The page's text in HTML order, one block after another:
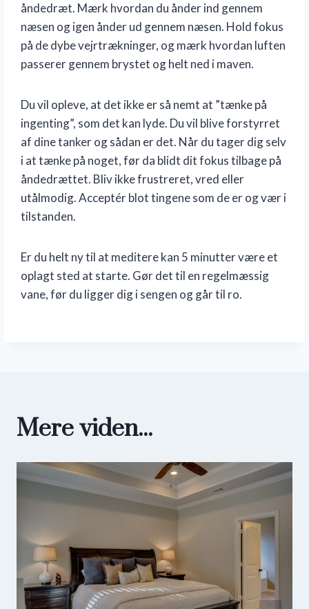
åndedræt. Mærk hvordan du ånder ind gennem
næsen og igen ånder ud gennem næsen. Hold fokus
på de dybe vejrtrækninger, og mærk hvordan luften
passerer gennem brystet og helt ned i maven.
Du vil opleve, at det ikke er så nemt at ”tænke på
ingenting”, som det kan lyde. Du vil blive forstyrret
af dine tanker og sådan er det. Når du tager dig selv
i at tænke på noget, før da blidt dit fokus tilbage på
åndedrættet. Bliv ikke frustreret, vred eller
utålmodig. Acceptér blot tingene som de er og vær i
tilstanden.
Er du helt ny til at meditere kan 5 minutter være et
oplagt sted at starte. Gør det til en regelmæssig
vane, før du ligger dig i sengen og går til ro.
Mere viden...